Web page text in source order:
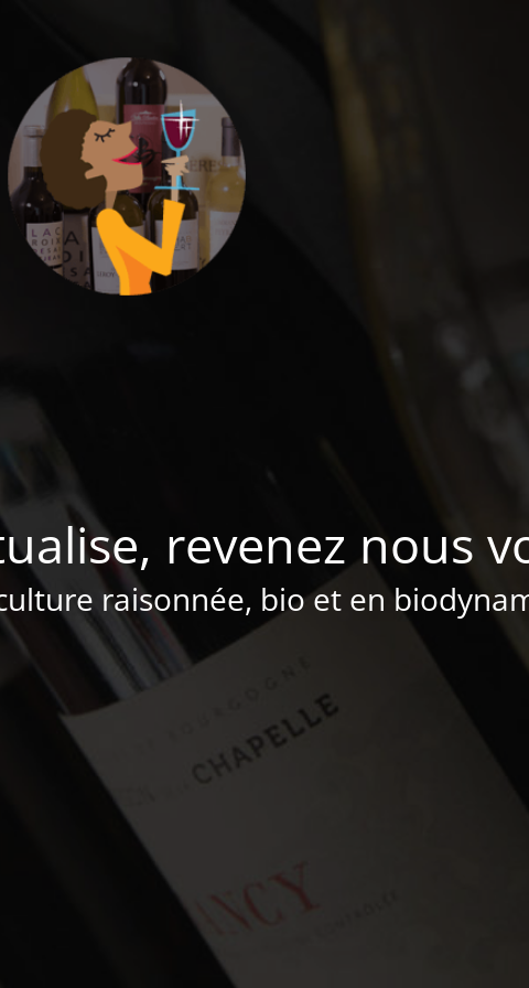
revenez nous
raisonnée, bio et en